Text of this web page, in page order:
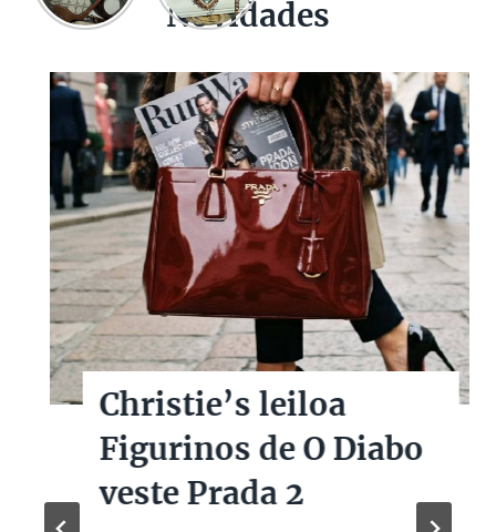
Novidades
Christie’s leiloa
Figurinos de O Diabo
veste Prada 2